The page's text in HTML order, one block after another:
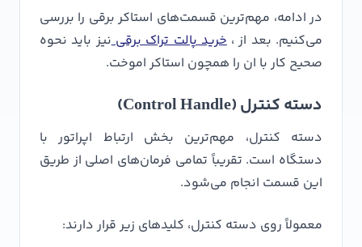
در ادامه، مهم‌ترین قسمت‌های استاکر برقی را بررسی
می‌کنیم. بعد از ،خرید پالت تراک برقینیز باید نحوه
صحیح کار با ان را همچون استاکر اموخت.
دسته کنترل (Control Handle)
دسته کنترل، مهم‌ترین بخش ارتباط اپراتور با
دستگاه است. تقریباً تمامی فرمان‌های اصلی از طریق
این قسمت انجام می‌شود.
معمولاً روی دسته کنترل، کلیدهای زیر قرار دارند: